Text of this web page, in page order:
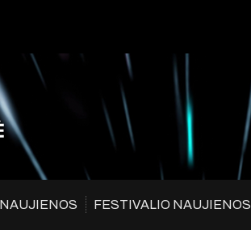
FESTIVALIO NAUJIENOS